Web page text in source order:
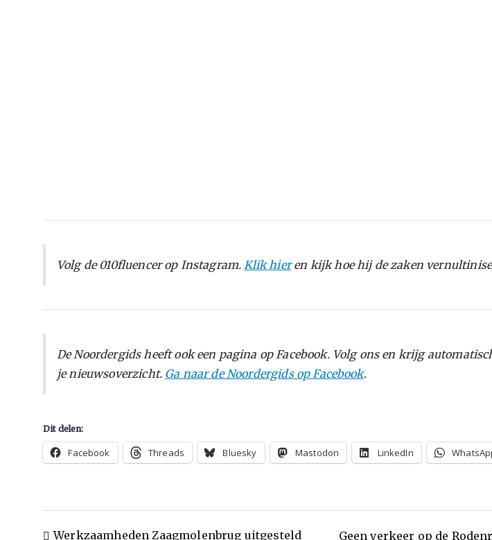
Volg de 010fluencer op Instagram.Klik hieren kijk hoe hij de zaken
De Noordergids heeft ook een pagina op Facebook. Volg ons en krijg
je nieuwsoverzicht. Ga naar de Noordergids op Facebook.
Dit delen:
Facebook Threads Bluesky Mastodon LinkedIn
Werkzaamheden Zaagmolenbrug uitgesteld Geen verkeer op de